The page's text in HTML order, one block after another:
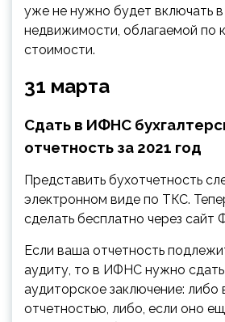
уже не нужно будет включать
недвижимости, облагаемой по
стоимости.
31 марта
Сдать в ИФНС
отчетность за 2021 год
Представить бухотчетность
электронном виде по ТКС.
сделать бесплатно через сайт
Если ваша отчетность
аудиту, то в ИФНС нужно
аудиторское заключение: либо
отчетностью, либо, если оно